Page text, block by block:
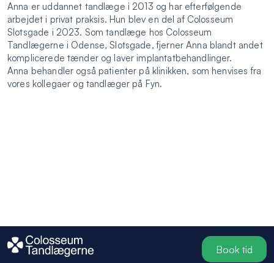
Anna er uddannet tandlæge i 2013 og har efterfølgende
arbejdet i privat praksis. Hun blev en del af Colosseum
Slotsgade i 2023. Som tandlæge hos Colosseum
Tandlægerne i Odense, Slotsgade, fjerner Anna blandt andet
komplicerede tænder og laver implantatbehandlinger.
Anna behandler også patienter på klinikken, som henvises fra
vores kollegaer og tandlæger på Fyn.
Book tid